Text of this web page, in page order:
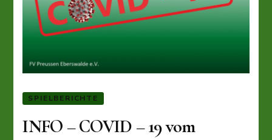
SPIELBERICHTE
INFO – COVID – 19 vom